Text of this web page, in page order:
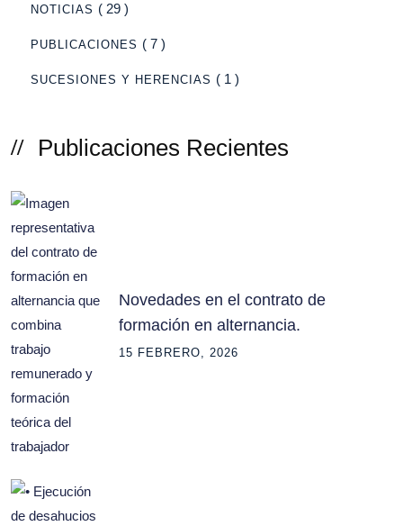
NOTICIAS ( 29 )
PUBLICACIONES ( 7 )
SUCESIONES Y HERENCIAS ( 1 )
Publicaciones Recientes
Novedades en el contrato de
formación en alternancia.
15 FEBRERO, 2026